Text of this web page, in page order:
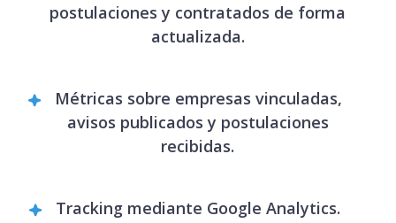
postulaciones y contratados de forma
actualizada.
Métricas sobre empresas vinculadas,
avisos publicados y postulaciones
recibidas.
Tracking mediante Google Analytics.